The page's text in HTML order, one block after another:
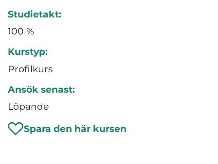
Studietakt:
100 %
Kurstyp:
Profilkurs
Ansök senast:
Löpande
Spara den här kursen